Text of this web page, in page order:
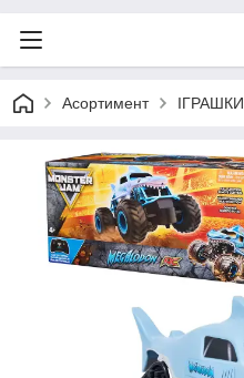
Асортимент ІГРАШКИ